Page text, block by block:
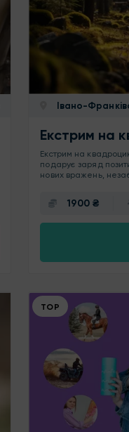
Івано-
Екстрим на
Екстрим на
подарує заряд
нових вражень,
1900 ₴
ТОР